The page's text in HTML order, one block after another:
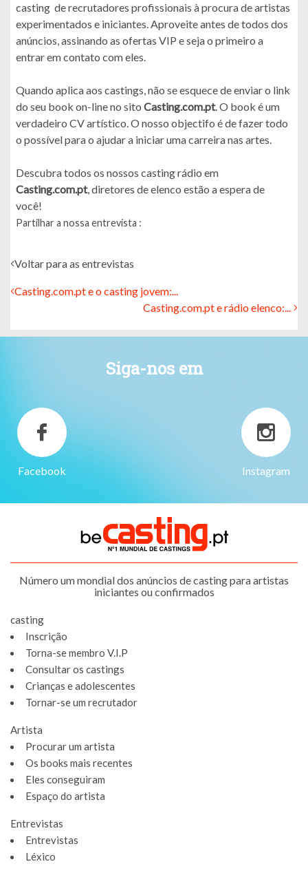
casting de recrutadores profissionais à procura de artistas
experimentados e iniciantes. Aproveite antes de todos dos
anúncios, assinando as ofertas VIP e seja o primeiro a
entrar em contato com eles.
Quando aplica aos castings, não se esquece de enviar o link
do seu book on-line no sito Casting.com.pt. O book é um
verdadeiro CV artístico. O nosso objectifo é de fazer todo
o possível para o ajudar a iniciar uma carreira nas artes.
Descubra todos os nossos casting rádio em
Casting.com.pt, diretores de elenco estão a espera de
você!
Partilhar a nossa entrevista :
Voltar para as entrevistas
Casting.com.pt e o casting jovem:...
Casting.com.pt e rádio elenco:...
Siga-nos em
Facebook Instagram
Número um mondial dos anúncios de casting para artistas
iniciantes ou confirmados
casting
Inscrição
Torna-se membro V.I.P
Consultar os castings
Crianças e adolescentes
Tornar-se um recrutador
Artista
Procurar um artista
Os books mais recentes
Eles conseguiram
Espaço do artista
Entrevistas
Entrevistas
Léxico